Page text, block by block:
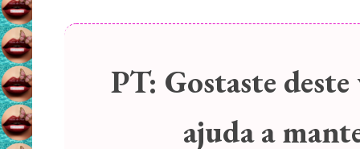
PT: Gostaste
ajuda a